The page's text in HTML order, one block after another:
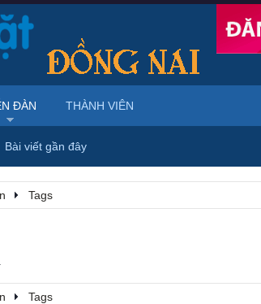
Tags
Tags
ĐÀN
Bài viết gần đây
THÀNH VIÊN